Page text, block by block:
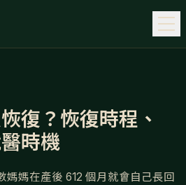
復？恢復時程、
時機
媽媽在產後 612 個月就會自己長回